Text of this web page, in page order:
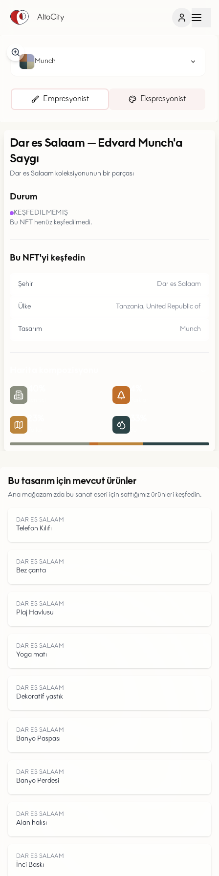
AltoCity
D
A
R
E
S
S
A
L
A
Munch
Empresyonist Ekspresyonist
Dar es Salaam — Edvard Munch'a
Saygı
Dar es Salaam koleksiyonunun bir parçası
Durum
KEŞFEDILMEMIŞ
Bu NFT henüz keşfedilmedi.
Bu NFT'yi keşfedin
Şehir Dar es Salaam
Ülke Tanzania, United Republic of
Tasarım Munch
Parklar
Yollar
Bu tasarım için mevcut ürünler
Ana mağazamızda bu sanat eseri için sattığımız ürünleri keşfedin.
DAR ES SALAAM
Telefon Kılıfı
DAR ES SALAAM
Bez çanta
DAR ES SALAAM
Plaj Havlusu
DAR ES SALAAM
Yoga matı
DAR ES SALAAM
Dekoratif yastık
DAR ES SALAAM
Banyo Paspası
DAR ES SALAAM
Banyo Perdesi
DAR ES SALAAM
Alan halısı
DAR ES SALAAM
İnci Baskı